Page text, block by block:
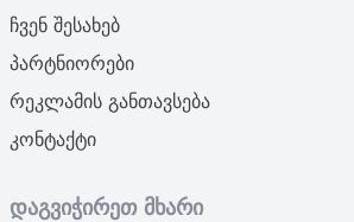
ჩვენ შესახებ
პარტნიორები
რეკლამის განთავსება
კონტაქტი
დაგვიჭირეთ მხარი